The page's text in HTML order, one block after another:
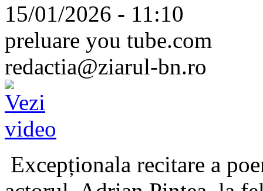
15/01/2026 - 11:10
preluare you tube.com
redactia@ziarul-bn.ro
Excepționala recitare a